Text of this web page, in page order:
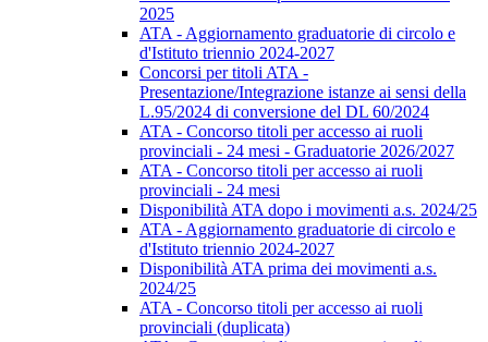
2025
ATA - Aggiornamento graduatorie di circolo e
d'Istituto triennio 2024-2027
Concorsi per titoli ATA -
Presentazione/Integrazione istanze ai sensi della
L.95/2024 di conversione del DL 60/2024
ATA - Concorso titoli per accesso ai ruoli
provinciali - 24 mesi - Graduatorie 2026/2027
ATA - Concorso titoli per accesso ai ruoli
provinciali - 24 mesi
Disponibilità ATA dopo i movimenti a.s. 2024/25
ATA - Aggiornamento graduatorie di circolo e
d'Istituto triennio 2024-2027
Disponibilità ATA prima dei movimenti a.s.
2024/25
ATA - Concorso titoli per accesso ai ruoli
provinciali (duplicata)